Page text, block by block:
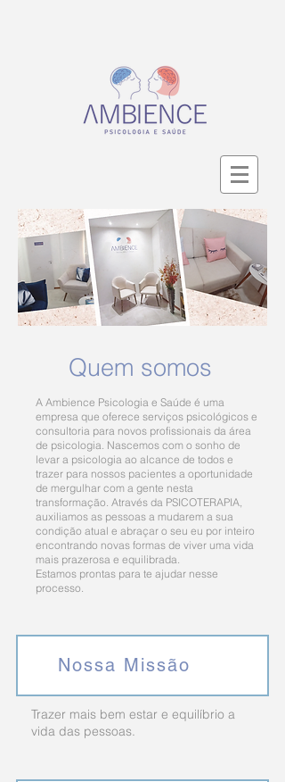
Quem somos
A Ambience Psicologia e Saúde é uma
empresa que oferece serviços psicológicos e
consultoria para novos profissionais da área
de psicologia. Nascemos com o sonho de
levar a psicologia ao alcance de todos e
trazer para nossos pacientes a oportunidade
de mergulhar com a gente nesta
transformação. Através da PSICOTERAPIA,
auxiliamos as pessoas a mudarem a sua
condição atual e abraçar o seu eu por inteiro
encontrando novas formas de viver uma vida
mais prazerosa e equilibrada.
Estamos prontas para te ajudar nesse
processo.
Nossa Missão
Trazer mais bem estar e equilíbrio a
vida das pessoas.